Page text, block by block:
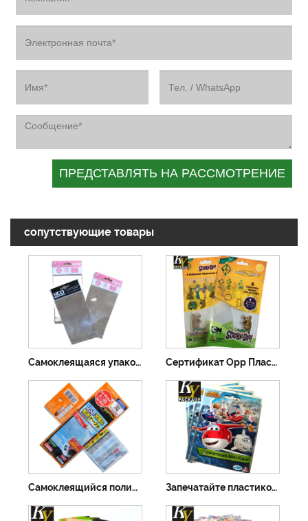
сопутствующие товары
Самоклеящаяся упаковочная сумка Bopp с принтом Сертификат Opp Пластиковый пакет для печенья
Самоклеящийся полиэтиленовый пакет Opp с заголовком Запечатайте пластиковые пакеты-саше из алюминиевой фольги